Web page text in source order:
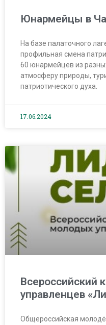
Юнармейцы в
На базе палаточного
профильная смена
60 юнармейцев из
атмосферу природы,
патриотического духа.
17.06.2024
Всероссийский
управленцев
Общероссийская